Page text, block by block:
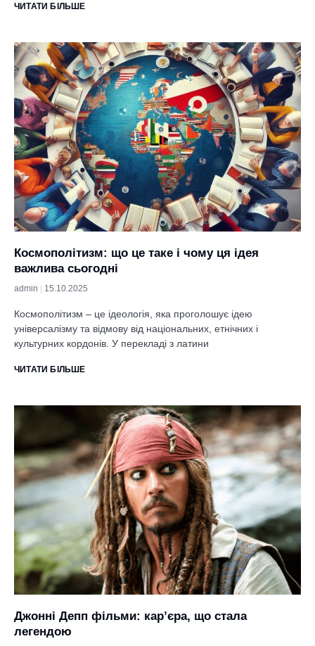
ЧИТАТИ БІЛЬШЕ
Космополітизм: що це таке і чому ця ідея
важлива сьогодні
admin 15.10.2025
Космополітизм – це ідеологія, яка проголошує ідею
універсалізму та відмову від національних, етнічних і
культурних кордонів. У перекладі з латини
ЧИТАТИ БІЛЬШЕ
Джонні Депп фільми: кар’єра, що стала
легендою